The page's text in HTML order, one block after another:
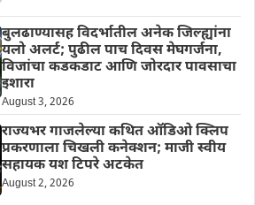
बुलढाण्यासह विदर्भातील अनेक जिल्ह्यांना
यलो अलर्ट; पुढील पाच दिवस मेघगर्जना,
विजांचा कडकडाट आणि जोरदार पावसाचा
इशारा
August 3, 2026
राज्यभर गाजलेल्या कथित ऑडिओ क्लिप
प्रकरणाला चिखली कनेक्शन; माजी स्वीय
सहायक यश टिपरे अटकेत
August 2, 2026